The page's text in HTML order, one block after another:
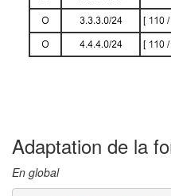
Adaptation de la
En global